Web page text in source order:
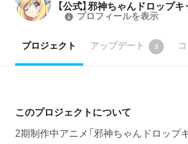
【公式】邪神ちゃんドロップキ
プロフィールを表示
プロジェクト アップデート 3
このプロジェクトについて
2期制作中アニメ「邪神ちゃんドロップ